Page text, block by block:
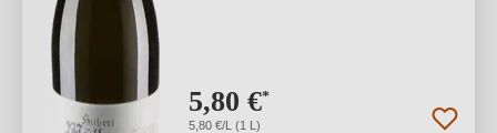
5,80 €*
5,80 €/L (1 L)